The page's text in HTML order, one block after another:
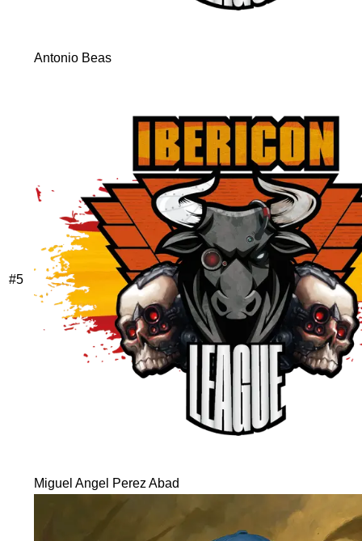
Antonio Beas
#5
Miguel Angel Perez Abad